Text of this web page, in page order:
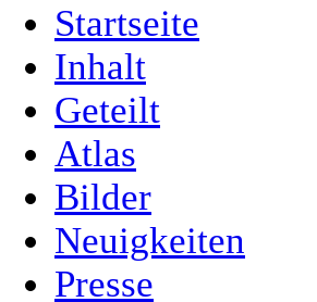
Startseite
Inhalt
Geteilt
Atlas
Bilder
Neuigkeiten
Presse